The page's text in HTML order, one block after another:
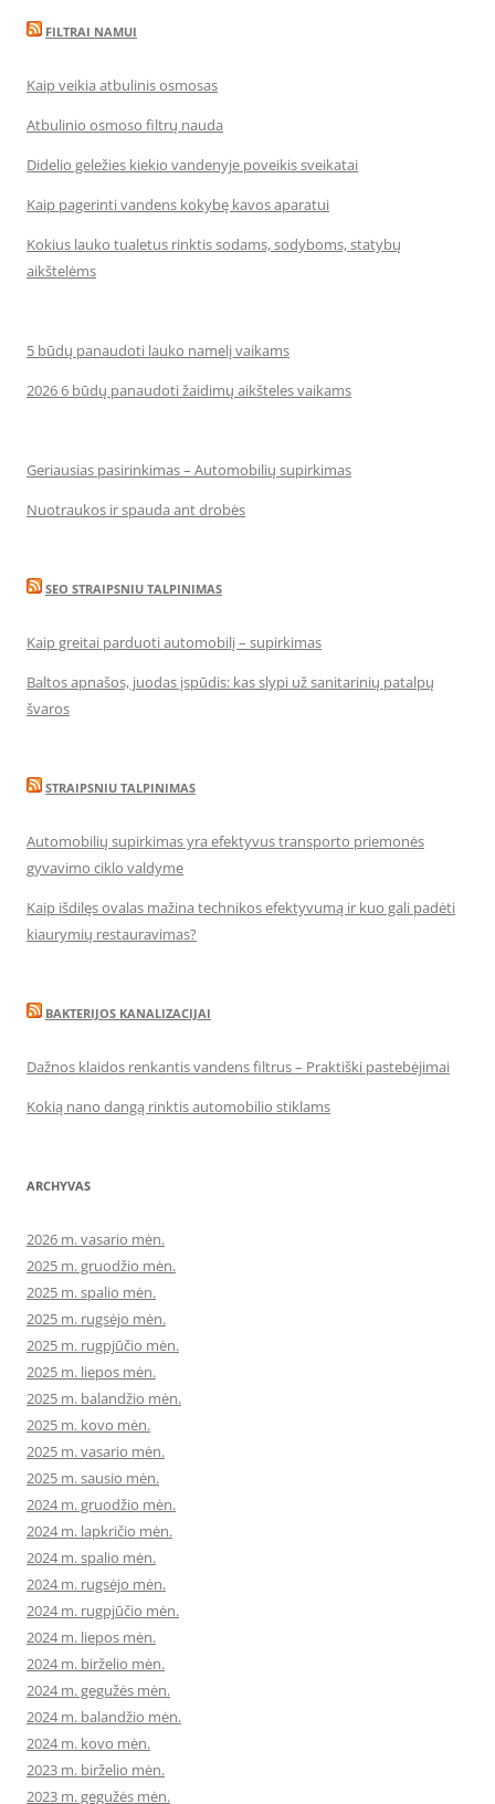
FILTRAI NAMUI
Kaip veikia atbulinis osmosas
Atbulinio osmoso filtrų nauda
Didelio geležies kiekio vandenyje poveikis sveikatai
Kaip pagerinti vandens kokybę kavos aparatui
Kokius lauko tualetus rinktis sodams, sodyboms, statybų
aikštelėms
5 būdų panaudoti lauko namelį vaikams
2026 6 būdų panaudoti žaidimų aikšteles vaikams
Geriausias pasirinkimas – Automobilių supirkimas
Nuotraukos ir spauda ant drobės
SEO STRAIPSNIU TALPINIMAS
Kaip greitai parduoti automobilį – supirkimas
Baltos apnašos, juodas įspūdis: kas slypi už sanitarinių patalpų
švaros
STRAIPSNIU TALPINIMAS
Automobilių supirkimas yra efektyvus transporto priemonės
gyvavimo ciklo valdyme
Kaip išdilęs ovalas mažina technikos efektyvumą ir kuo gali padėti
kiaurymių restauravimas?
BAKTERIJOS KANALIZACIJAI
Dažnos klaidos renkantis vandens filtrus – Praktiški pastebėjimai
Kokią nano dangą rinktis automobilio stiklams
ARCHYVAS
2026 m. vasario mėn.
2025 m. gruodžio mėn.
2025 m. spalio mėn.
2025 m. rugsėjo mėn.
2025 m. rugpjūčio mėn.
2025 m. liepos mėn.
2025 m. balandžio mėn.
2025 m. kovo mėn.
2025 m. vasario mėn.
2025 m. sausio mėn.
2024 m. gruodžio mėn.
2024 m. lapkričio mėn.
2024 m. spalio mėn.
2024 m. rugsėjo mėn.
2024 m. rugpjūčio mėn.
2024 m. liepos mėn.
2024 m. birželio mėn.
2024 m. gegužės mėn.
2024 m. balandžio mėn.
2024 m. kovo mėn.
2023 m. birželio mėn.
2023 m. gegužės mėn.